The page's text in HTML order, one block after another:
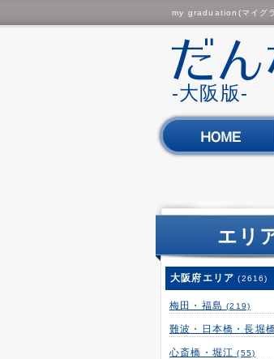
my graduation(マイグ
-大阪版-
エリ
大阪府エリア(2616)
梅田・福島(219)
難波・日本橋・長堀
心斎橋・堀江(55)